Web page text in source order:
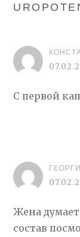
С первой
Жена
состав